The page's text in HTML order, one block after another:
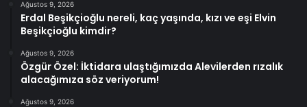
Ağustos 9, 2026
Erdal Beşikçioğlu nereli, kaç yaşında, kızı ve eşi Elvin
Beşikçioğlu kimdir?
Ağustos 9, 2026
Özgür Özel: İktidara ulaştığımızda Alevilerden rızalık
alacağımıza söz veriyorum!
Ağustos 9, 2026